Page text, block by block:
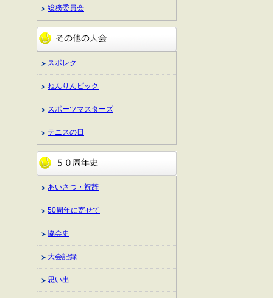
総務委員会
スポレク
ねんりんピック
スポーツマスターズ
テニスの日
あいさつ・祝辞
50周年に寄せて
協会史
大会記録
思い出